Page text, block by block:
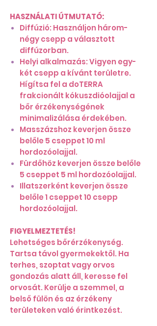
HASZNÁLATI ÚTMUTATÓ:
Diffúzió: Használjon három-
négy csepp a választott
diffúzorban.
Helyi alkalmazás: Vigyen egy-
két csepp a kívánt területre.
Hígítsa fel a doTERRA
frakcionált kókuszdióolajjal a
bőr érzékenységének
minimalizálása érdekében.
Masszázshoz keverjen össze
belőle 5 cseppet 10 ml
hordozóolajjal.
Fürdőhöz keverjen össze belőle
5 cseppet 5 ml hordozóolajjal.
Illatszerként keverjen össze
belőle 1 cseppet 10 csepp
hordozóolajjal.
FIGYELMEZTETÉS!
Lehetséges bőrérzékenység.
Tartsa távol gyermekektől. Ha
terhes, szoptat vagy orvos
gondozás alatt áll, keresse fel
orvosát. Kerülje a szemmel, a
belső fülön és az érzékeny
területeken való érintkezést.